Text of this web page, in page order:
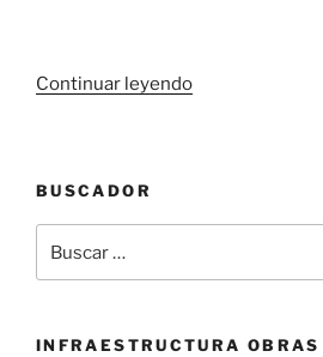
Continuar leyendo«Por
Bienal
de
de
BUSCADOR
por:
INFRAESTRUCTURA